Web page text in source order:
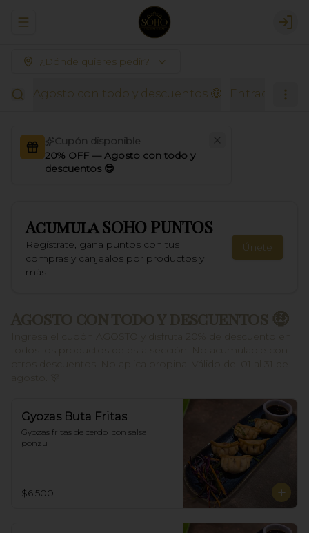
Abrir menu de navegación
¿Dónde quieres pedir?
Agosto con todo y descuentos 🤑 Entradas
Cupón disponible
20% OFF — Agosto con todo y
descuentos 😎
AcumulaSOHO PUNTOS
Regístrate, gana puntos con tus
compras y canjealos por productos y
más
Únete
Gyozas Buta Fritas
Gyozas fritas de cerdo  con salsa
ponzu
$6.500